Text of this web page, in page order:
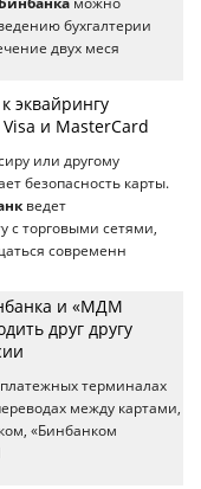
бухгалтерии
двух меся
эквайрингу
и MasterCard
или другому
безопасность карты.
ведет
с торговыми сетями,
современн
и «МДМ
друг другу
терминалах
между картами,
«Бинбанком